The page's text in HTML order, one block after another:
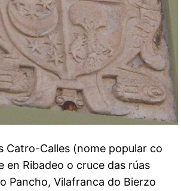
Catro-Calles (nome popular co
en Ribadeo o cruce das rúas
Pancho, Vilafranca do Bierzo